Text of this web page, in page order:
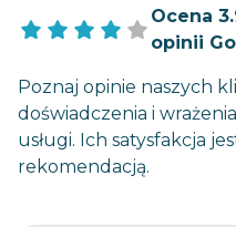
Ocena
opinii
Poznaj opinie naszych
doświadczenia i
usługi. Ich satysfakcja
rekomendacją.